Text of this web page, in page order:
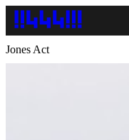
Jones Act